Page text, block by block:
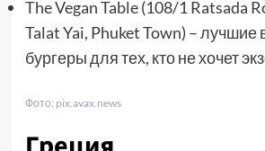
The Vegan Table (108/1 Ratsada
Talat Yai, Phuket Town) – лучшие
бургеры для тех, кто не хочет
Фото: pix.avax.news